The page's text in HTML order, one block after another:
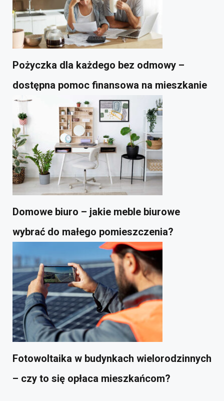
Pożyczka dla każdego bez odmowy –
dostępna pomoc finansowa na mieszkanie
Domowe biuro – jakie meble biurowe
wybrać do małego pomieszczenia?
Fotowoltaika w budynkach wielorodzinnych
– czy to się opłaca mieszkańcom?